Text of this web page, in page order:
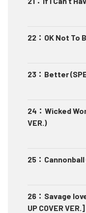
22 ： OK Not To
23 ： Better
24 ： Wicked
VER.)
25 ： Cannonball
26 ： Savage
UP COVER VER.]